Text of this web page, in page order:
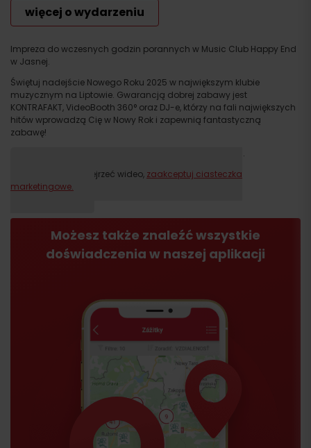
Impreza do wczesnych godzin porannych w Music Club Happy End
w Jasnej.
Świętuj nadejście Nowego Roku 2025 w największym klubie
muzycznym na Liptowie. Gwarancją dobrej zabawy jest
KONTRAFAKT, VideoBooth 360° oraz DJ-e, którzy na fali największych
hitów wprowadzą Cię w Nowy Rok i zapewnią fantastyczną
zabawę!
Zimą Jasna tętni życiem! A Sylwester nie jest wyjątkiem.
Proszę, aby obejrzeć wideo, zaakceptuj ciasteczka
marketingowe.
Możesz także znaleźć wszystkie
doświadczenia w naszej aplikacji
więcej o wydarzeniu